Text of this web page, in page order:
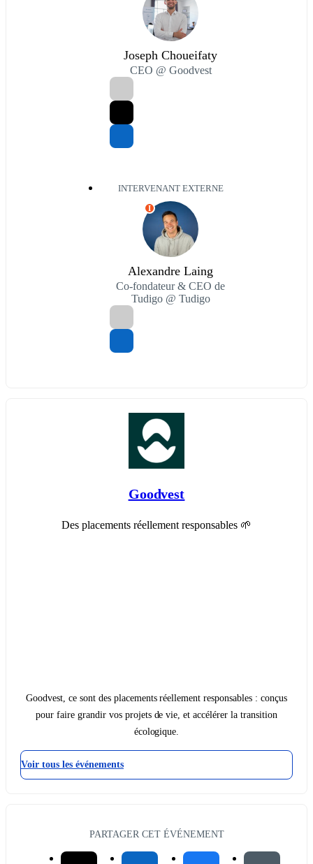
Joseph Choueifaty
CEO @ Goodvest
INTERVENANT EXTERNE
I
Alexandre Laing
Co-fondateur & CEO de
Tudigo @ Tudigo
Goodvest
Des placements réellement responsables 🌱
Goodvest, ce sont des placements réellement responsables : conçus
pour faire grandir vos projets de vie, et accélérer la transition
écologique.
Voir tous les événements
PARTAGER CET ÉVÉNEMENT